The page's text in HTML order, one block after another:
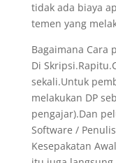
tidak ada biaya
temen yang
Bagaimana Cara
Di
sekali.Untuk
melakukan DP
pengajar).Dan
Software /
Kesepakatan